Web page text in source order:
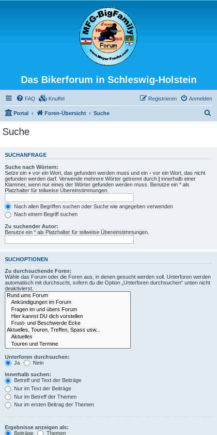
Das Bikerforum in Schleswig-Holstein
FAQ Knuffel Anmelden
Registrieren
Portal Foren-Übersicht Suche
e
Suche
SUCHANFRAGE
Suche nach Wörtern:
Setze ein + vor ein Wort, das gefunden werden muss und ein - vor ein Wort, das nicht
gefunden werden darf. Verwende mehrere Wörter getrennt durch | innerhalb einer
Klammer, wenn nur eines der Wörter gefunden werden muss. Benutze ein * als
Platzhalter für teilweise Übereinstimmungen.
Nach allen Begriffen suchen oder Suche wie angegeben verwenden
Nach einem Begriff suchen
Zu suchender Autor:
Benutze ein * als Platzhalter für teilweise Übereinstimmungen.
SUCHOPTIONEN
Zu durchsuchende Foren:
Wähle das Forum oder die Foren aus, in denen gesucht werden soll. Unterforen werden
automatisch mit durchsucht, sofern du die Option „Unterforen durchsuchen“ unten nicht
deaktivierst.
Unterforen durchsuchen:
Ja
Nein
Innerhalb suchen:
Betreff und Text der Beiträge
Nur im Text der Beiträge
Nur im Betreff der Themen
Nur im ersten Beitrag der Themen
Ergebnisse anzeigen als:
Beiträge
Themen